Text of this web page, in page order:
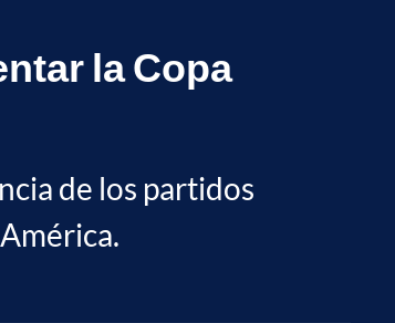
la Copa
de los partidos